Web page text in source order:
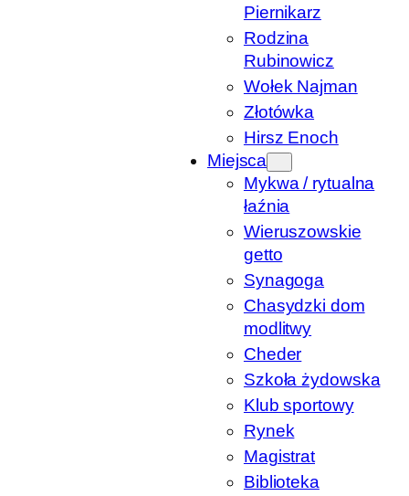
Piernikarz
Rodzina
Rubinowicz
Wołek Najman
Złotówka
Hirsz Enoch
Miejsca
Mykwa / rytualna
łaźnia
Wieruszowskie
getto
Synagoga
Chasydzki dom
modlitwy
Cheder
Szkoła żydowska
Klub sportowy
Rynek
Magistrat
Biblioteka